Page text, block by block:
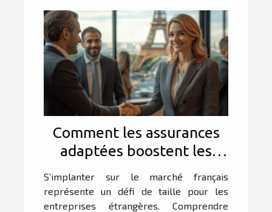
Comment les assurances
adaptées boostent les
affaires des entreprises
étrangères en France ?
S’implanter sur le marché français
représente un défi de taille pour les
entreprises étrangères. Comprendre